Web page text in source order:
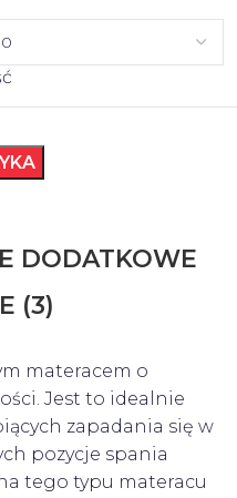
DODATKOWE
(3)
materacem o
Jest to idealnie
zapadania się w
pozycje spania
tego typu materacu